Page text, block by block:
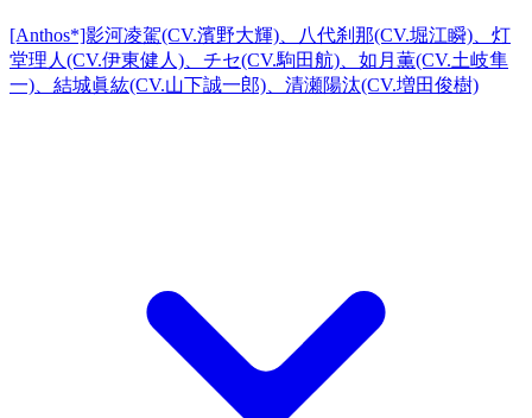
[Anthos*]影河凌駕(CV.濱野大輝)、八代刹那(CV.堀江瞬)、灯
堂理人(CV.伊東健人)、チセ(CV.駒田航)、如月薫(CV.土岐隼
一)、結城眞紘(CV.山下誠一郎)、清瀬陽汰(CV.増田俊樹)